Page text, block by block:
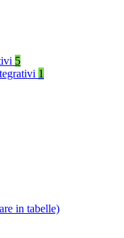
5
1
in tabelle)